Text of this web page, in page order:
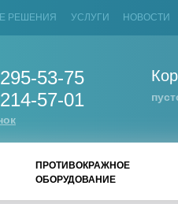
РЕШЕНИЯ УСЛУГИ НОВОСТИ
53-75
57-01
ПРОТИВОКРАЖНОЕ
ОБОРУДОВАНИЕ